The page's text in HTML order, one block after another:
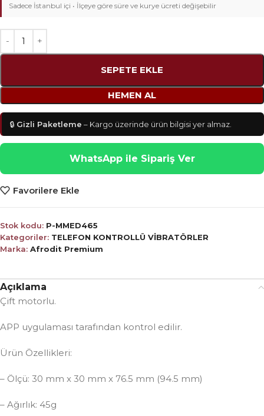
Sadece İstanbul içi • İlçeye göre süre ve kurye ücreti değişebilir
SEPETE EKLE
HEMEN AL
🔒 Gizli Paketleme – Kargo üzerinde ürün bilgisi yer almaz.
WhatsApp ile Sipariş Ver
Favorilere Ekle
Stok kodu: P-MMED465
Kategoriler: TELEFON KONTROLLÜ VİBRATÖRLER
Marka: Afrodit Premium
Açıklama
Çift motorlu.
APP uygulaması tarafından kontrol edilir.
Ürün Özellikleri:
– Ölçü: 30 mm x 30 mm x 76.5 mm (94.5 mm)
– Ağırlık: 45g